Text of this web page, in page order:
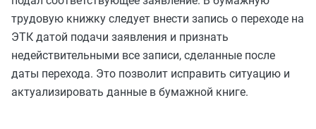
трудовую книжку следует внести запись о переходе на
ЭТК датой подачи заявления и признать
недействительными все записи, сделанные после
даты перехода. Это позволит исправить ситуацию и
актуализировать данные в бумажной книге.